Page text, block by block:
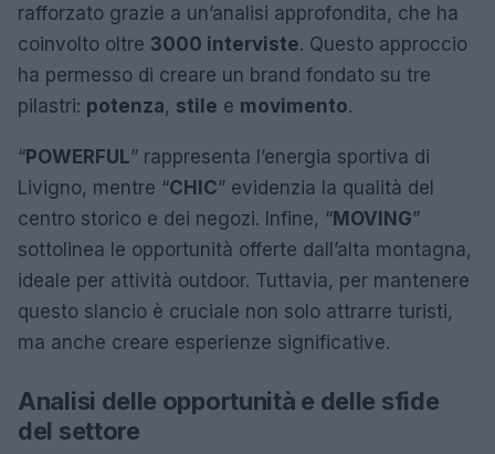
rafforzato grazie a un’analisi approfondita, che ha
coinvolto oltre 3000 interviste. Questo approccio
ha permesso di creare un brand fondato su tre
pilastri: potenza, stile e movimento.
“POWERFUL” rappresenta l’energia sportiva di
Livigno, mentre “CHIC” evidenzia la qualità del
centro storico e dei negozi. Infine, “MOVING”
sottolinea le opportunità offerte dall’alta montagna,
ideale per attività outdoor. Tuttavia, per mantenere
questo slancio è cruciale non solo attrarre turisti,
ma anche creare esperienze significative.
Analisi delle opportunità e delle sfide
del settore